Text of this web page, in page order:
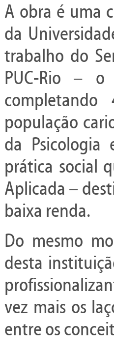
A obra é uma
da
trabalho do
PUC-Rio –
população
da
prática social
Aplicada –
baixa renda.
Do mesmo
desta
vez mais os
entre os